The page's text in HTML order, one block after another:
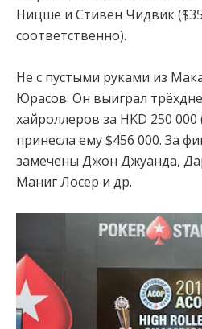
Ницше и Стивен Чидвик
соответственно).
Не с пустыми руками из
Юрасов. Он выиграл
хайроллеров за HKD 250
принесла ему $456 000. За
замечены Джон Джуанда,
Маниг Лосер и др.